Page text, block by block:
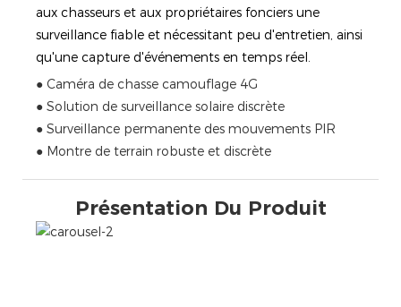
aux chasseurs et aux propriétaires fonciers une
surveillance fiable et nécessitant peu d'entretien, ainsi
qu'une capture d'événements en temps réel.
● Caméra de chasse camouflage 4G
● Solution de surveillance solaire discrète
● Surveillance permanente des mouvements PIR
● Montre de terrain robuste et discrète
Présentation Du Produit